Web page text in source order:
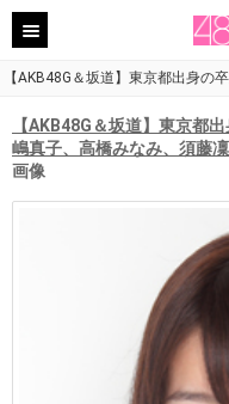
【AKB48G＆坂道】東京都出身の
【AKB48G＆坂道】東京都
嶋真子、高橋みなみ、須藤
画像